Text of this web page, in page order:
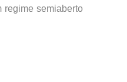
regime semiaberto